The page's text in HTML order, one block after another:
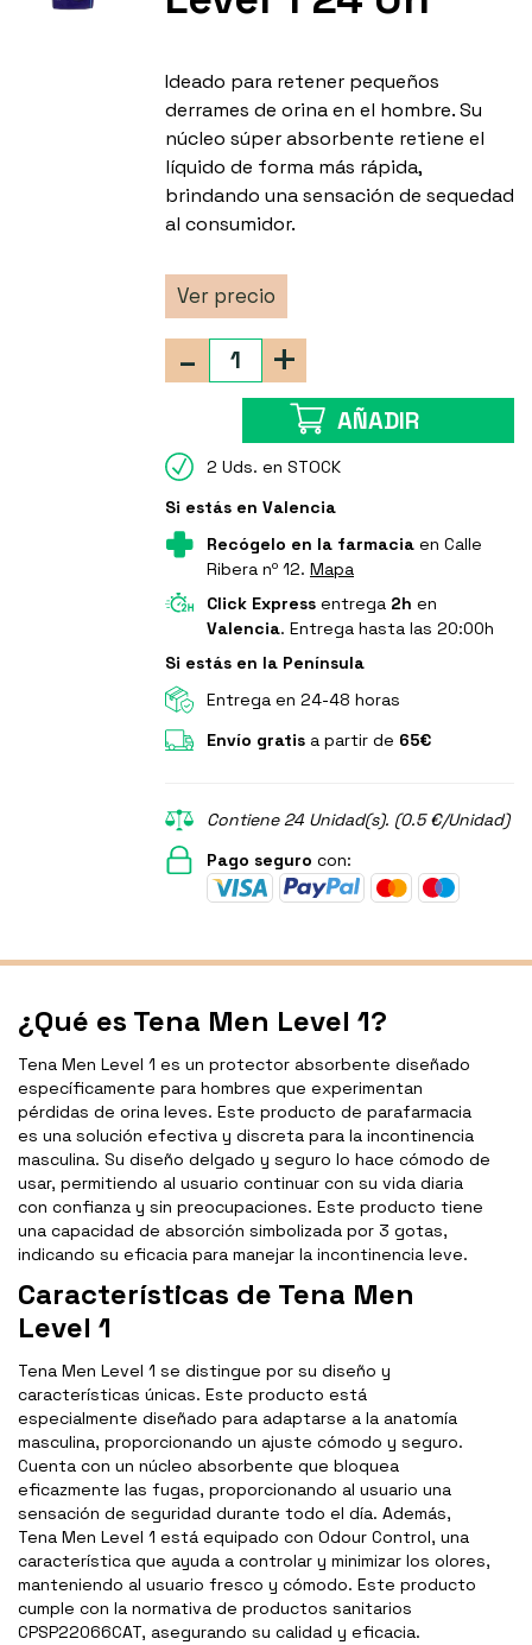
Ideado para retener pequeños
derrames de orina en el hombre. Su
núcleo súper absorbente retiene el
líquido de forma más rápida,
brindando una sensación de sequedad
al consumidor.
Ver precio
+
-
AÑADIR
2 Uds. en STOCK
Si estás en Valencia
Recógelo en la farmacia en Calle
Ribera nº 12.Mapa
Click Express entrega 2h en
Valencia. Entrega hasta las 20:00h
Si estás en la Península
Entrega en 24-48 horas
Envío gratis a partir de 65€
Contiene 24 Unidad(s). (0.5 €/Unidad)
Pago seguro con:
¿Qué es Tena Men Level 1?
Tena Men Level 1 es un protector absorbente diseñado
específicamente para hombres que experimentan
pérdidas de orina leves. Este producto de parafarmacia
es una solución efectiva y discreta para la incontinencia
masculina. Su diseño delgado y seguro lo hace cómodo de
usar, permitiendo al usuario continuar con su vida diaria
con confianza y sin preocupaciones. Este producto tiene
una capacidad de absorción simbolizada por 3 gotas,
indicando su eficacia para manejar la incontinencia leve.
Características de Tena Men
Level 1
Tena Men Level 1 se distingue por su diseño y
características únicas. Este producto está
especialmente diseñado para adaptarse a la anatomía
masculina, proporcionando un ajuste cómodo y seguro.
Cuenta con un núcleo absorbente que bloquea
eficazmente las fugas, proporcionando al usuario una
sensación de seguridad durante todo el día. Además,
Tena Men Level 1 está equipado con Odour Control, una
característica que ayuda a controlar y minimizar los olores,
manteniendo al usuario fresco y cómodo. Este producto
cumple con la normativa de productos sanitarios
CPSP22066CAT, asegurando su calidad y eficacia.